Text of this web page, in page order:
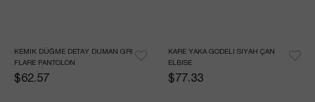
KEMIK DÜĞME DETAY DUMAN GRI
FLARE PANTOLON
$62.57
KARE YAKA GODELI SIYAH ÇAN
ELBISE
$77.33